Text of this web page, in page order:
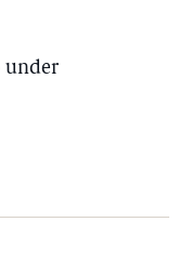
under